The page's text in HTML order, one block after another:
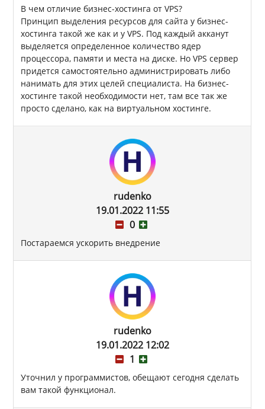
В чем отличие бизнес-хостинга от VPS?
Принцип выделения ресурсов для сайта у бизнес-
хостинга такой же как и у VPS. Под каждый акканут
выделяется определенное количество ядер
процессора, памяти и места на диске. Но VPS сервер
придется самостоятельно администрировать либо
нанимать для этих целей специалиста. На бизнес-
хостинге такой необходимости нет, там все так же
просто сделано, как на виртуальном хостинге.
rudenko
19.01.2022 11:55
0
Постараемся ускорить внедрение
rudenko
19.01.2022 12:02
1
Уточнил у программистов, обещают сегодня сделать
вам такой функционал.